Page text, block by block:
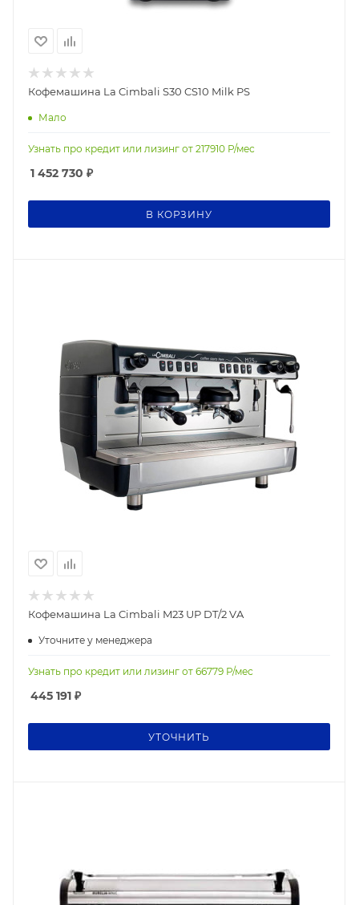
Кофемашина La Cimbali S30 CS10 Milk PS
Мало
Узнать про кредит или лизинг от 217910 Р/мес
1 452 730 ₽
В КОРЗИНУ
Кофемашина La Cimbali M23 UP DT/2 VA
Уточните у менеджера
Узнать про кредит или лизинг от 66779 Р/мес
445 191 ₽
УТОЧНИТЬ